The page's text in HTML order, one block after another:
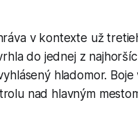
v kontexte už
do jednej z
hladomor.
nad hlavným